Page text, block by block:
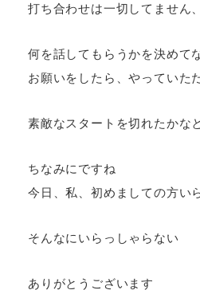
打ち合わせは一切してません
何を話してもらうかを決めて
お願いをしたら、やっていた
素敵なスタートを切れたかな
ちなみにですね
今日、私、初めましての方い
そんなにいらっしゃらない
ありがとうございます